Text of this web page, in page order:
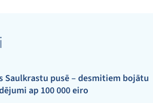
Saulkrastu pusē – desmitiem bojātu
ap 100 000 eiro